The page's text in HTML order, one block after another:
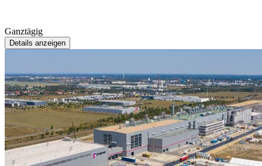
Ganztägig
Details anzeigen